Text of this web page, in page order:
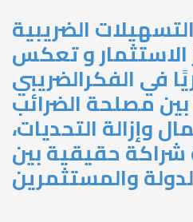
الضريبية
الاستثمار و تعكس
في الفكرالضريبي
مصلحة الضرائب
وإزالة التحديات،
شراكة حقيقية بين
والمستثمرين